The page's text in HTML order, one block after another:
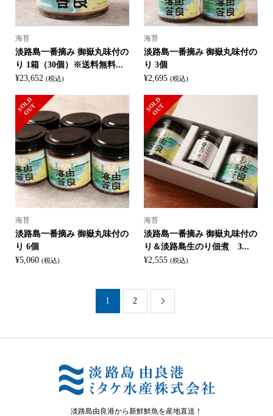
海苔
淡路島一番摘み 御嶽丸味付の
り 1箱（30個）※送料無料...
¥23,652 (税込)
海苔
淡路島一番摘み 御嶽丸味付の
り 3個
¥2,695 (税込)
S
O
L
D
O
U
T
海苔
淡路島一番摘み 御嶽丸味付の
り 6個
¥5,060 (税込)
S
O
L
D
O
U
T
海苔
淡路島一番摘み 御嶽丸味付の
り＆淡路島生のり佃煮 3...
¥2,555 (税込)
1 2 
淡路島由良港から新鮮鮮魚を産地直送！